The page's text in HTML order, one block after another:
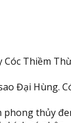
Cóc Thiềm
Đại Hùng.
thủy